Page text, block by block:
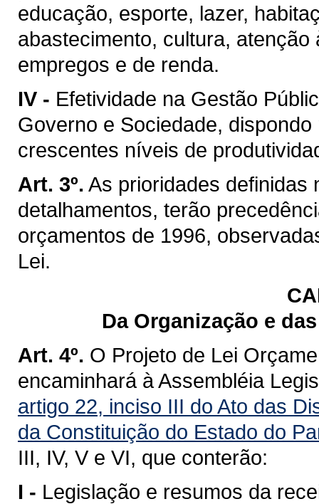
educação, esporte, lazer,
abastecimento, cultura,
empregos e de renda.
IV - Efetividade na Gestão
Governo e Sociedade,
crescentes níveis de
Art. 3º. As prioridades definidas
detalhamentos, terão
orçamentos de 1996,
Lei.
Da Organização e
Art. 4º. O Projeto de Lei
encaminhará à Assembléia
artigo 22, inciso III do Ato das
da Constituição do Estado do
III, IV, V e VI, que conterão:
I - Legislação e resumos da